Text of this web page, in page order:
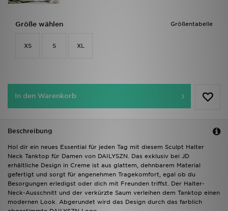
Größentabelle
Größe wählen
XS S XL
In den Warenkorb
Beschreibung
Hol dir ein neues Essential für jeden Tag mit diesem Sculpt Halter
Neck Tanktop für Damen von DAILYSZN. Das exklusiv bei JD
erhältliche Design in Creme ist aus glattem, dehnbarem Material
gefertigt und sorgt für angenehmen Tragekomfort, egal ob du
Besorgungen erledigst oder dich mit Freunden triffst. Der Halter-
Neck-Ausschnitt und der verkürzte Saum verleihen dem Tanktop einen
modernen Look. Abgerundet wird das Design durch das farblich